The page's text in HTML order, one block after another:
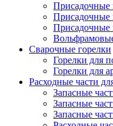
Присадочные
Присадочные
Присадочные
Сварочные горелки
Горелки для
Горелки для
Расходные части
Запасные
Запасные
Запасные